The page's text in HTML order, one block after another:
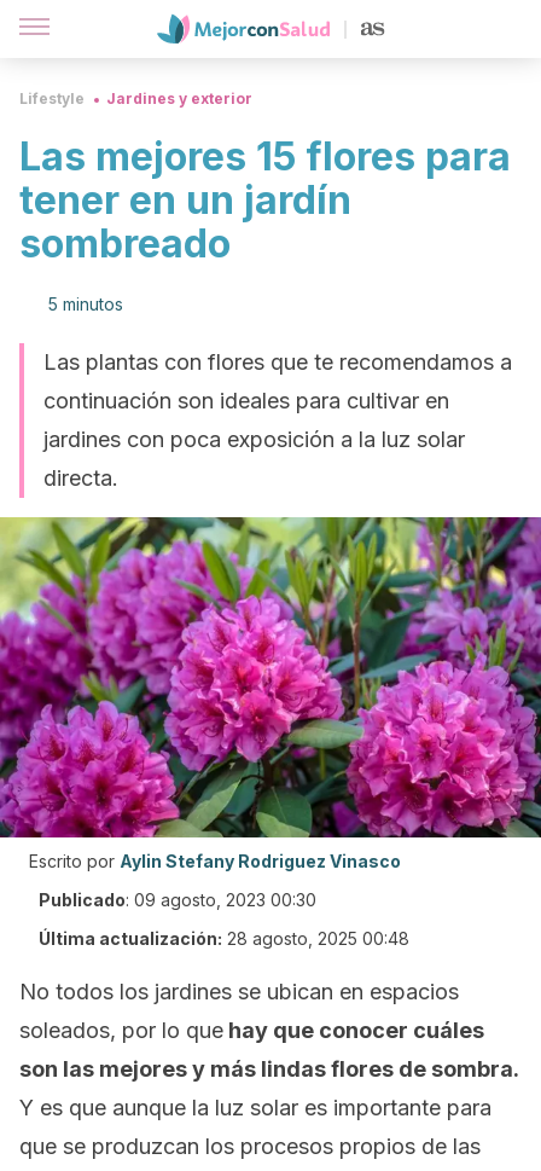
Lifestyle Jardines y exterior
Las mejores 15 flores para
tener en un jardín
sombreado
5 minutos
Las plantas con flores que te recomendamos a
continuación son ideales para cultivar en
jardines con poca exposición a la luz solar
directa.
Escrito por Aylin Stefany Rodriguez Vinasco
Publicado: 09 agosto, 2023 00:30
Última actualización: 28 agosto, 2025 00:48
No todos los jardines se ubican en espacios
soleados, por lo que hay que conocer cuáles
son las mejores y más lindas flores de sombra.
Y es que aunque la luz solar es importante para
que se produzcan los procesos propios de las